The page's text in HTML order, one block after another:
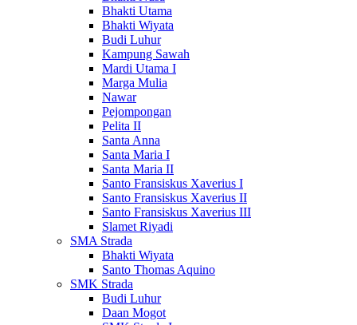
Bhakti Utama
Bhakti Wiyata
Budi Luhur
Kampung Sawah
Mardi Utama I
Marga Mulia
Nawar
Pejompongan
Pelita II
Santa Anna
Santa Maria I
Santa Maria II
Santo Fransiskus Xaverius I
Santo Fransiskus Xaverius II
Santo Fransiskus Xaverius III
Slamet Riyadi
SMA Strada
Bhakti Wiyata
Santo Thomas Aquino
SMK Strada
Budi Luhur
Daan Mogot